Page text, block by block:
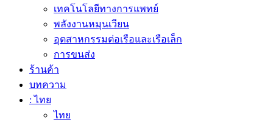
เทคโนโลยีทางการแพทย์
พลังงานหมุนเวียน
อุตสาหกรรมต่อเรือและเรือเล็ก
การขนส่ง
ร้านค้า
บทความ
: ไทย
ไทย